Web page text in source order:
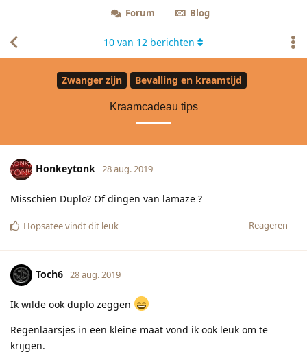
Forum Blog
Zwanger zijn Bevalling en kraamtijd
Kraamcadeau tips
10 van 12 berichten
Honkeytonk 28 aug. 2019
Misschien Duplo? Of dingen van lamaze ?
Reageren
Hopsateevindt dit leuk
Toch6 28 aug. 2019
Ik wilde ook duplo zeggen
Regenlaarsjes in een kleine maat vond ik ook leuk om te
krijgen.